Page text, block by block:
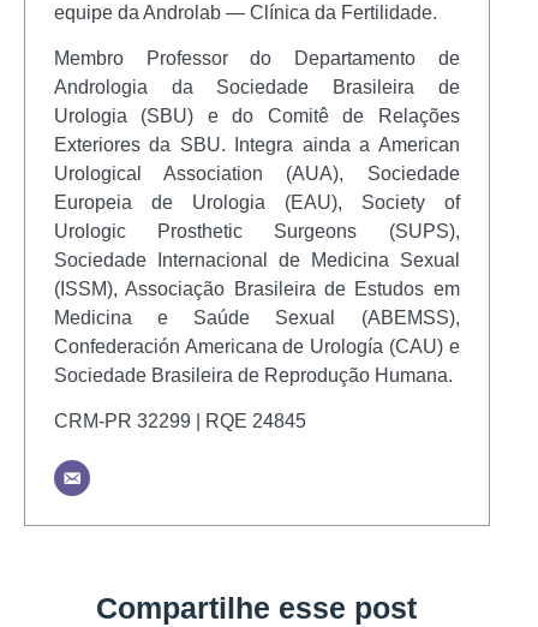
equipe da Androlab — Clínica da Fertilidade.
Membro Professor do Departamento de
Andrologia da Sociedade Brasileira de
Urologia (SBU) e do Comitê de Relações
Exteriores da SBU. Integra ainda a American
Urological Association (AUA), Sociedade
Europeia de Urologia (EAU), Society of
Urologic Prosthetic Surgeons (SUPS),
Sociedade Internacional de Medicina Sexual
(ISSM), Associação Brasileira de Estudos em
Medicina e Saúde Sexual (ABEMSS),
Confederación Americana de Urología (CAU) e
Sociedade Brasileira de Reprodução Humana.
CRM-PR 32299 | RQE 24845
Compartilhe esse post